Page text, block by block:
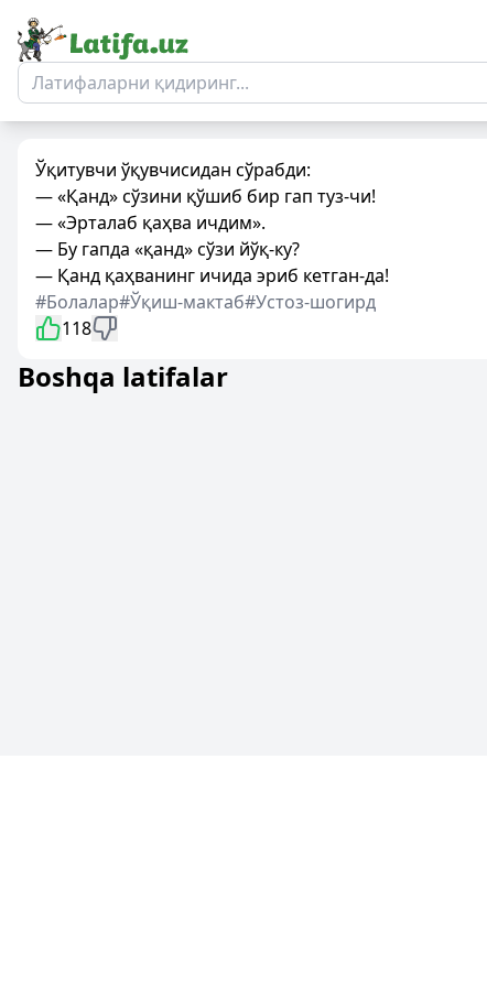
Ўқитувчи ўқувчисидан сўрабди:
— «Қанд» сўзини қўшиб бир гап туз-чи!
— «Эрталаб қаҳва ичдим».
— Бу гапда «қанд» сўзи йўқ-ку?
— Қанд қаҳванинг ичида эриб кетган-да!
#Болалар#Ўқиш-мактаб#Устоз-шогирд
118
Boshqa latifalar